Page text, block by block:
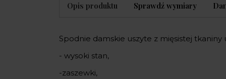
Opis produktu Sprawdź wymiary
Spodnie damskie uszyte z mięsistej
- wysoki stan,
-zaszewki,